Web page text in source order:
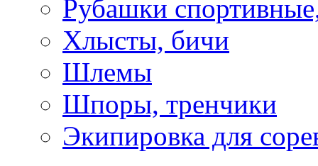
Рубашки
Хлысты, бичи
Шлемы
Шпоры, тренчики
Экипировка для